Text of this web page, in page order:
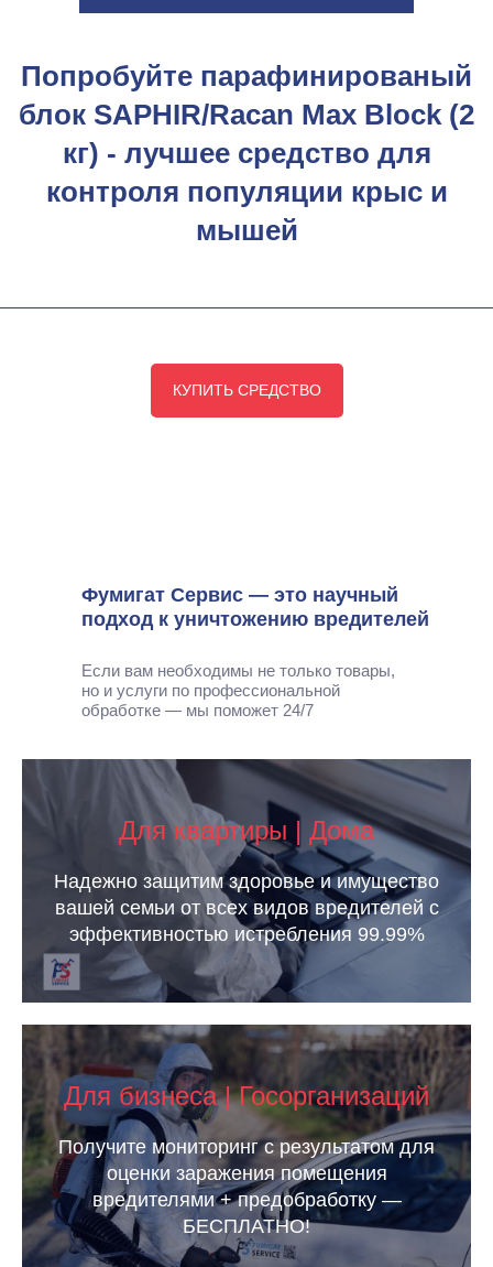
Попробуйте парафинированый
блок SAPHIR/Racan Max Block (2
кг) - лучшее средство для
контроля популяции крыс и
мышей
КУПИТЬ СРЕДСТВО
Если вам необходимы не только товары,
но и услуги по профессиональной
обработке — мы поможет 24/7
Фумигат Сервис — это научный
подход к уничтожению вредителей
Для квартиры | Дома
Надежно защитим здоровье и имущество
вашей семьи от всех видов вредителей с
эффективностью истребления 99.99%
Для бизнеса | Госорганизаций
Получите мониторинг с результатом для
оценки заражения помещения
вредителями + предобработку —
БЕСПЛАТНО!